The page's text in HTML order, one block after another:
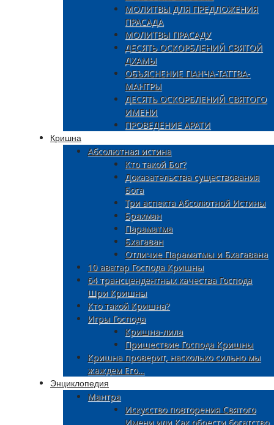
МОЛИТВЫ ДЛЯ ПРЕДЛОЖЕНИЯ
ПРАСАДА
МОЛИТВЫ ПРАСАДУ
ДЕСЯТЬ ОСКОРБЛЕНИЙ СВЯТОЙ
ДХАМЫ
ОБЪЯСНЕНИЕ ПАНЧА-ТАТТВА-
МАНТРЫ
ДЕСЯТЬ ОСКОРБЛЕНИЙ СВЯТОГО
ИМЕНИ
ПРОВЕДЕНИЕ АРАТИ
Кришна
Абсолютная истина
Кто такой Бог?
Доказательства существования
Бога
Три аспекта Абсолютной Истины
Брахман
Параматма
Бхагаван
Отличие Параматмы и Бхагавана
10 аватар Господа Кришны
64 трансцендентных качества Господа
Шри Кришны
Кто такой Кришна?
Игры Господа
Кришна-лила
Пришествие Господа Кришны
Кришна проверит, насколько сильно мы
жаждем Его…
Энциклопедия
Мантра
Искусство повторения Святого
Имени или Как обрести богатство